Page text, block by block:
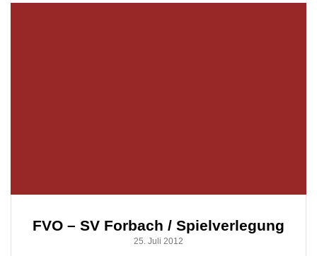
FVO – SV Forbach / Spielverlegung
25. Juli 2012